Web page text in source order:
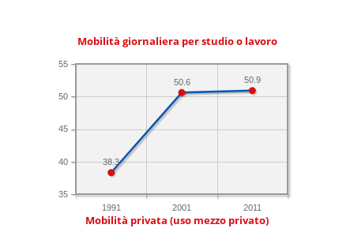
Mobilità giornaliera per studio o lavoro
1991 2001 2011
35
40
45
50
55
50.9
50.6
38.3
Mobilità privata (uso mezzo privato)